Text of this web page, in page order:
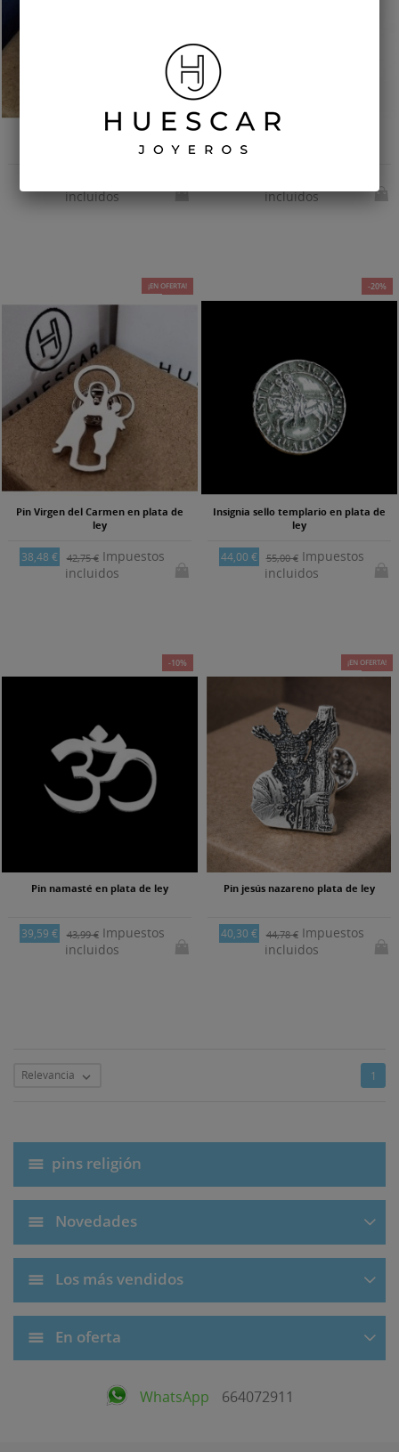
pins religión
Novedades
Los más vendidos
En oferta
WhatsApp 664072911
Pin Costalero en plata de ley
incluidos
Pin ojo de Horus en plata de ley
incluidos
-10%
¡EN OFERTA!
Pin Virgen del Carmen en plata de
ley
38,48 € 42,75 €Impuestos
incluidos
-20%
Insignia sello templario en plata de
ley
44,00 € 55,00 €Impuestos
incluidos
-10%
Pin namasté en plata de ley
39,59 € 43,99 €Impuestos
incluidos
-10%
¡EN OFERTA!
Pin jesús nazareno plata de ley
40,30 € 44,78 €Impuestos
incluidos
Relevancia  1